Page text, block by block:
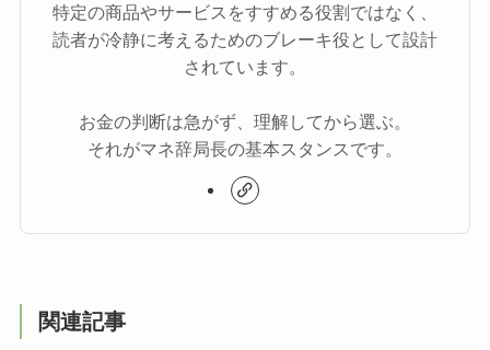
特定の商品やサービスをすすめる役割ではなく、
読者が冷静に考えるためのブレーキ役として設計
されています。
お金の判断は急がず、理解してから選ぶ。
それがマネ辞局長の基本スタンスです。
関連記事